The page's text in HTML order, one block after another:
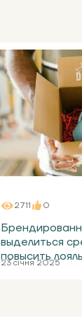
2711 0
выделиться
повысить
23 січня 2025